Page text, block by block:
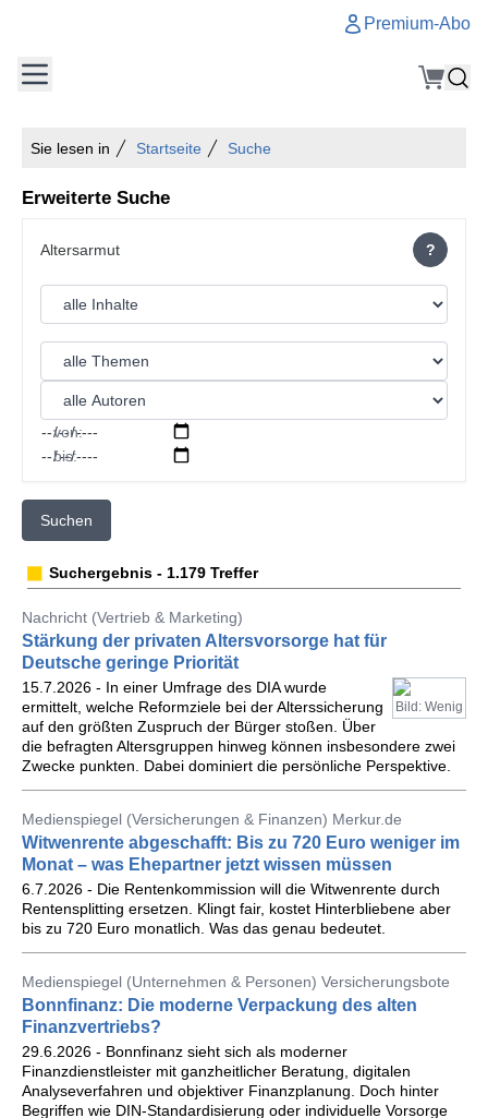
Premium-Abo
Sie lesen in Startseite Suche
Erweiterte Suche
?
von:
bis:
Suchen
Suchergebnis - 1.179 Treffer
Nachricht (Vertrieb & Marketing)
Stärkung der privaten Altersvorsorge hat für
Deutsche geringe Priorität
Bild: Wenig
15.7.2026 - In einer Umfrage des DIA wurde
ermittelt, welche Reformziele bei der Alterssicherung
auf den größten Zuspruch der Bürger stoßen. Über
die befragten Altersgruppen hinweg können insbesondere zwei
Zwecke punkten. Dabei dominiert die persönliche Perspektive.
Medienspiegel (Versicherungen & Finanzen) Merkur.de
Witwenrente abgeschafft: Bis zu 720 Euro weniger im
Monat – was Ehepartner jetzt wissen müssen
6.7.2026 - Die Rentenkommission will die Witwenrente durch
Rentensplitting ersetzen. Klingt fair, kostet Hinterbliebene aber
bis zu 720 Euro monatlich. Was das genau bedeutet.
Medienspiegel (Unternehmen & Personen) Versicherungsbote
Bonnfinanz: Die moderne Verpackung des alten
Finanzvertriebs?
29.6.2026 - Bonnfinanz sieht sich als moderner
Finanzdienstleister mit ganzheitlicher Beratung, digitalen
Analyseverfahren und objektiver Finanzplanung. Doch hinter
Begriffen wie DIN-Standardisierung oder individuelle Vorsorge